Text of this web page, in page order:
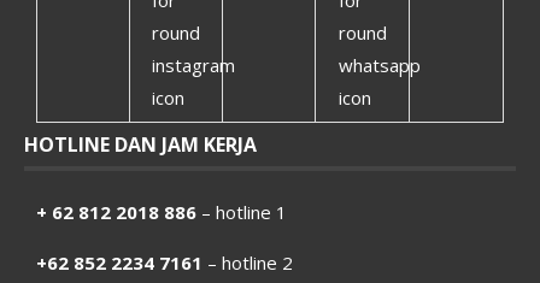
HOTLINE DAN JAM KERJA
+ 62 812 2018 886 – hotline 1
+62 852 2234 7161 – hotline 2